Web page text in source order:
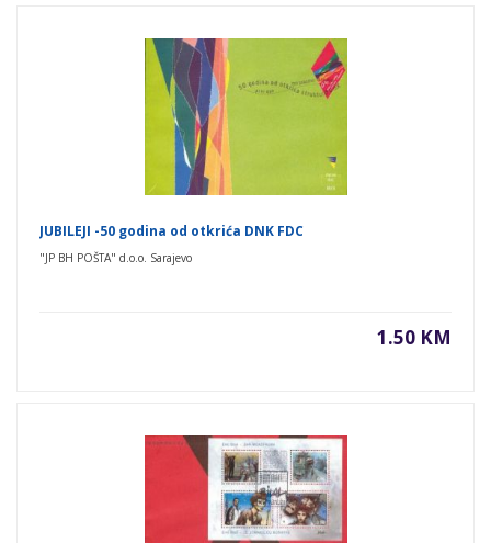
JUBILEJI -50 godina od otkrića DNK FDC
"JP BH POŠTA" d.o.o. Sarajevo
1.50 KM